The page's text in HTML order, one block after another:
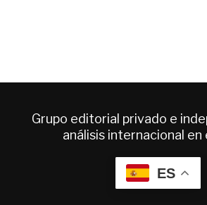
Grupo editorial privado e
análisis internacional en
ES